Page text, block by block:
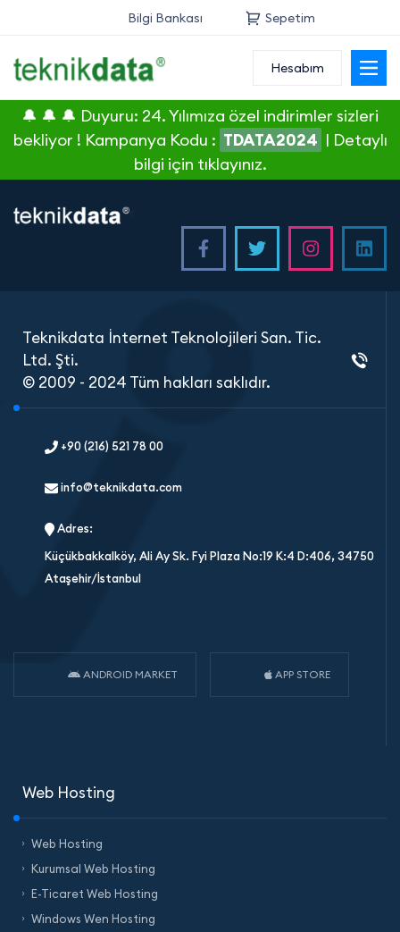
Bilgi Bankası Sepetim
Alan Adı
Web Hosting
Reseller
Sunucu
Hesabım
🔔 🔔 🔔 Duyuru: 24. Yılımıza özel indirimler sizleri
bekliyor ! Kampanya Kodu : TDATA2024 | Detaylı
bilgi için tıklayınız.
<
Teknikdata İnternet Teknolojileri San. Tic.
Ltd. Şti.
© 2009 - 2024 Tüm hakları saklıdır.
+90 (216) 521 78 00
info@teknikdata.com
Adres:
Küçükbakkalköy, Ali Ay Sk. Fyi Plaza No:19 K:4 D:406, 34750
Ataşehir/İstanbul
ANDROID MARKET APP STORE
Web Hosting
Web Hosting
Kurumsal Web Hosting
E-Ticaret Web Hosting
Windows Wen Hosting